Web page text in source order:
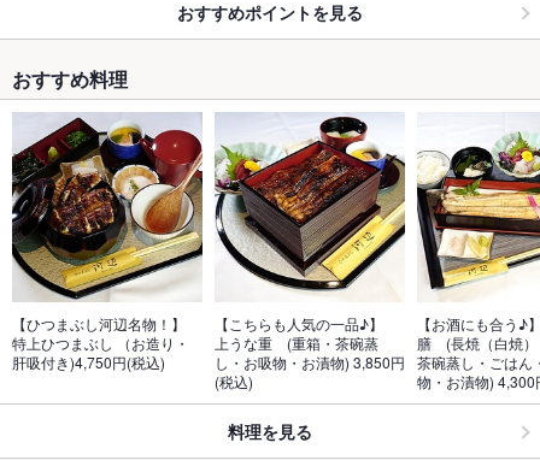
おすすめポイントを見る
おすすめ料理
【ひつまぶし河辺名物！】
特上ひつまぶし （お造り・
肝吸付き)4,750円(税込)
【こちらも人気の一品♪】
上うな重　(重箱・茶碗蒸
し・お吸物・お漬物) 3,850円
(税込)
【お酒にも合う♪
膳　(長焼（白焼
茶碗蒸し・ごはん
物・お漬物) 4,300
料理を見る